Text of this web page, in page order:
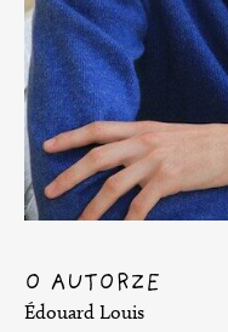
O AUTORZE
Édouard Louis